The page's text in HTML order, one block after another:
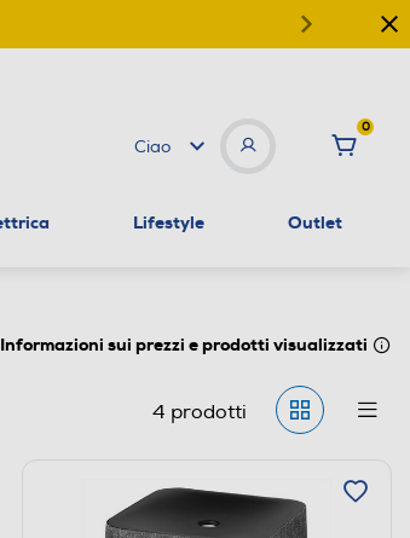
Ciao
0
Lifestyle Outlet
Informazioni sui prezzi e prodotti visualizzati
4 prodotti